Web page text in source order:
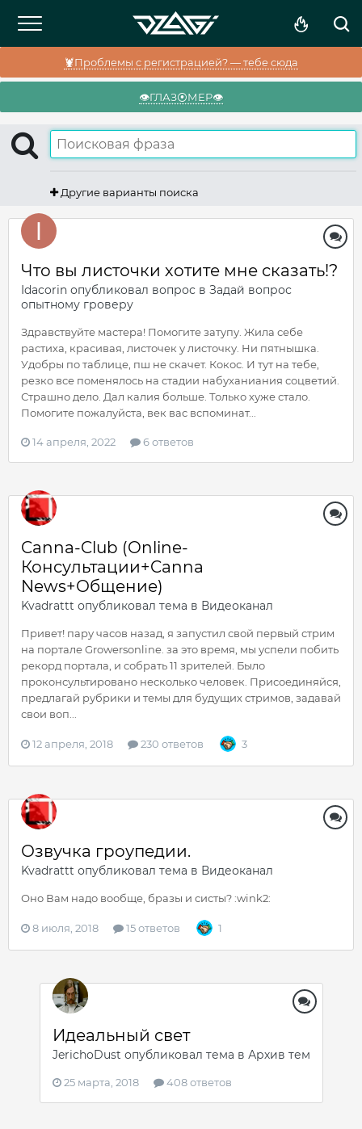
🦞Проблемы с регистрацией? — тебе сюда
👁️ГЛАЗ⦿МЕР👁️
Другие варианты поиска
Что вы листочки хотите мне сказать!?
Idacorin опубликовал вопрос в Задай вопрос
опытному гроверу
Здравствуйте мастера! Помогите затупу. Жила себе
растиха, красивая, листочек у листочку. Ни пятнышка.
Удобры по таблице, пш не скачет. Кокос. И тут на тебе,
резко все поменялось на стадии набуханиания соцветий.
Страшно дело. Дал калия больше. Только хуже стало.
Помогите пожалуйста, век вас вспоминат...
14 апреля, 2022 6 ответов
Canna-Club (Online-
Консультации+Canna
News+Общение)
Kvadrattt опубликовал тема в Видеоканал
Привет! пару часов назад, я запустил свой первый стрим
на портале Growersonline. за это время, мы успели побить
рекорд портала, и собрать 11 зрителей. Было
проконсультировано несколько человек. Присоединяйся,
предлагай рубрики и темы для будущих стримов, задавай
свои воп...
12 апреля, 2018 230 ответов 3
Озвучка гроупедии.
Kvadrattt опубликовал тема в Видеоканал
Оно Вам надо вообще, бразы и систы? :wink2:
8 июля, 2018 15 ответов 1
Идеальный свет
JerichoDust опубликовал тема в Архив тем
25 марта, 2018 408 ответов